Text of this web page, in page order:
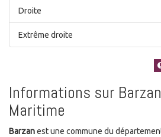
Droite
Extrême droite
Informations sur
Maritime
Barzanest une commune du